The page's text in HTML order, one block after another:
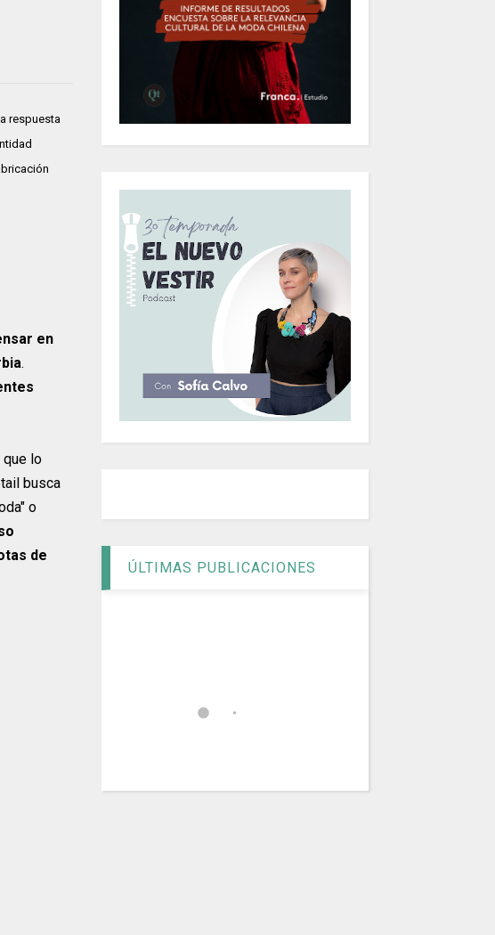
respuesta
en
.
que lo
busca
o
de
ÚLTIMAS PUBLICACIONES